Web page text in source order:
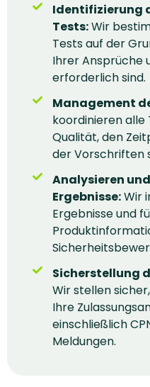
Identifizierung
Tests:Wir
Tests auf der
Ihrer Ansprüche
erforderlich sind.
Management
koordinieren alle
Qualität, den
der Vorschriften
Analysieren
Ergebnisse:Wir
Ergebnisse und
Sicherstellung
Wir stellen
Ihre
einschließlich
Meldungen.